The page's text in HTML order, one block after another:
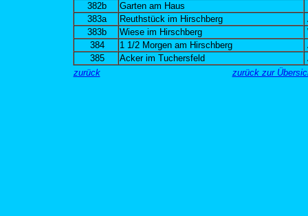
382b
Garten am Haus
383a
Reuthstück im Hirschberg
383b
Wiese im Hirschberg
384
1 1/2 Morgen am Hirschberg
385
Acker im Tuchersfeld
zurück
zurück zur